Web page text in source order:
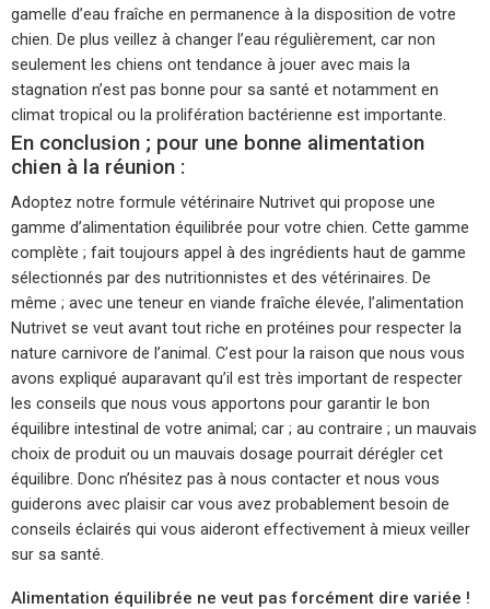
gamelle d’eau fraîche en permanence à la disposition de votre
chien. De plus veillez à changer l’eau régulièrement, car non
seulement les chiens ont tendance à jouer avec mais la
stagnation n’est pas bonne pour sa santé et notamment en
climat tropical ou la prolifération bactérienne est importante.
En conclusion ; pour une bonne alimentation
chien à la réunion :
Adoptez notre formule vétérinaire Nutrivet qui propose une
gamme d’alimentation équilibrée pour votre chien. Cette gamme
complète ; fait toujours appel à des ingrédients haut de gamme
sélectionnés par des nutritionnistes et des vétérinaires. De
même ; avec une teneur en viande fraîche élevée, l’alimentation
Nutrivet se veut avant tout riche en protéines pour respecter la
nature carnivore de l’animal. C’est pour la raison que nous vous
avons expliqué auparavant qu’il est très important de respecter
les conseils que nous vous apportons pour garantir le bon
équilibre intestinal de votre animal; car ; au contraire ; un mauvais
choix de produit ou un mauvais dosage pourrait dérégler cet
équilibre. Donc n’hésitez pas à nous contacter et nous vous
guiderons avec plaisir car vous avez probablement besoin de
conseils éclairés qui vous aideront effectivement à mieux veiller
sur sa santé.
Alimentation équilibrée ne veut pas forcément dire variée !